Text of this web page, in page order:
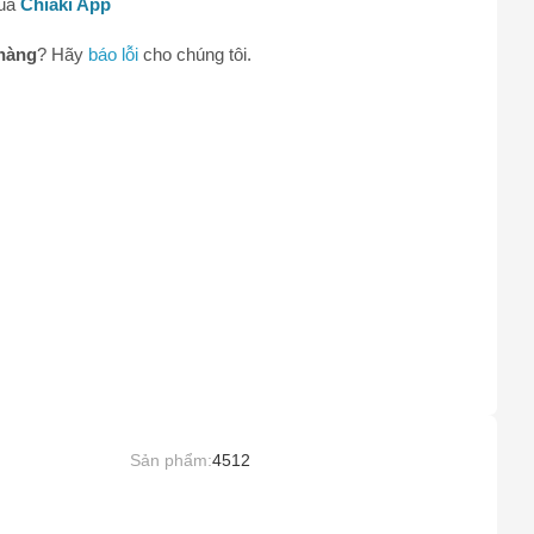
Chiaki App
? Hãy báo lỗi cho chúng tôi.
Sản phẩm:4512